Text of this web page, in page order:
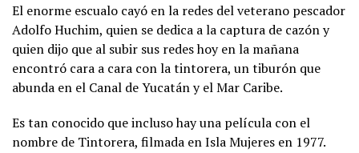
El enorme escualo cayó en la redes del veterano pescador
Adolfo Huchim, quien se dedica a la captura de cazón y
quien dijo que al subir sus redes hoy en la mañana
encontró cara a cara con la tintorera, un tiburón que
abunda en el Canal de Yucatán y el Mar Caribe.
Es tan conocido que incluso hay una película con el
nombre de Tintorera, filmada en Isla Mujeres en 1977.